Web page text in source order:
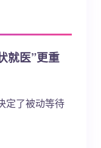
就医”更重
定了被动等待